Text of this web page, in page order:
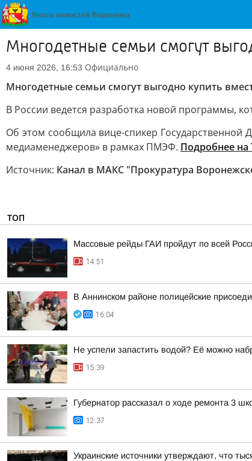
Многодетные семьи смогут
4 июня 2026, 16:53 Официально
Многодетные семьи смогут выгодно купить
В России ведется разработка новой программы,
Об этом сообщила вице-спикер
медиаменеджеров» в рамках ПМЭФ. Подробнее
Источник: Канал в МАКС "Прокуратура
ТОП
Массовые рейды ГАИ пройдут по всей
14:51
В Аннинском районе полицейские
16:04
Не успели запастить водой? Её можно
15:39
Губернатор рассказал о ходе ремонта 3
12:37
Украинские источники утверждают, что